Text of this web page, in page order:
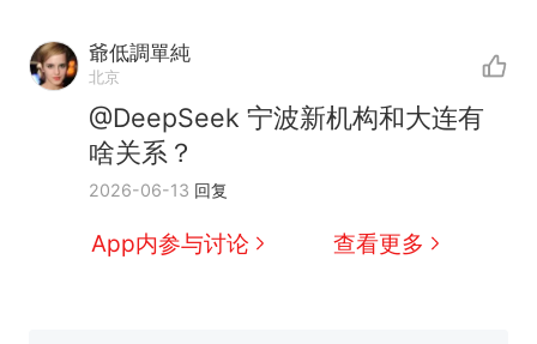
爺低調單純
北京
@DeepSeek 宁波新机构和大连有
啥关系？
2026-06-13 回复
App内参与讨论 查看更多
热 十多万人报名的考试，成绩
全部作废，公平么？
新
全球唯一没有法定首都的国
国大使骑行绕了几乎整个国境
搬家报价570元，搬到楼下交